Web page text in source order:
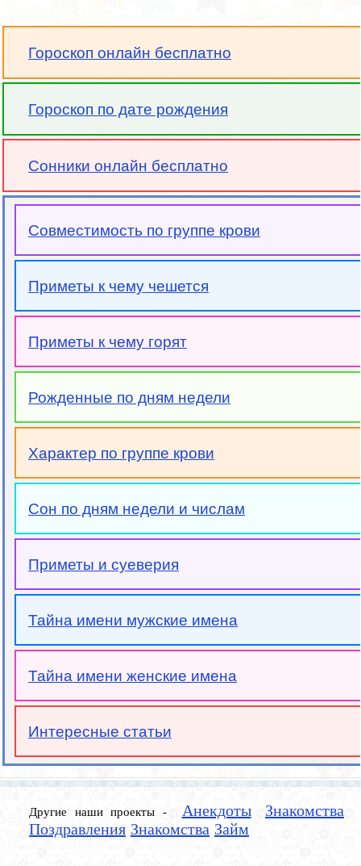
Гороскоп онлайн бесплатно
Гороскоп по дате рождения
Сонники онлайн бесплатно
Совместимость по группе крови
Приметы к чему чешется
Приметы к чему горят
Рожденные по дням недели
Характер по группе крови
Сон по дням недели и числам
Приметы и суеверия
Тайна имени мужские имена
Тайна имени женские имена
Интересные статьи
Другие наши проекты - Анекдоты
Знакомства
Поздравления Знакомства Займ